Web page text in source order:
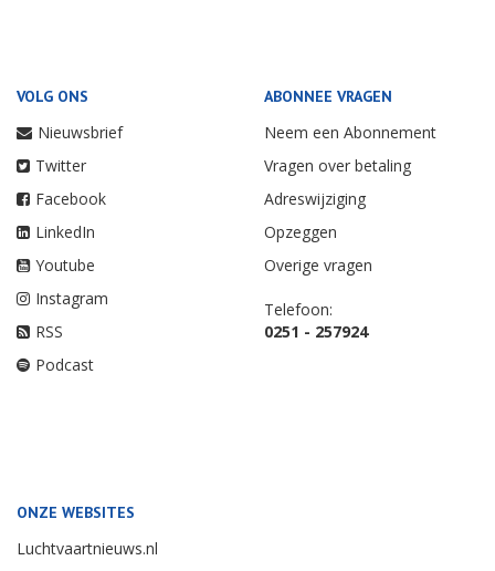
VOLG ONS
Nieuwsbrief
Twitter
Facebook
LinkedIn
Youtube
Instagram
RSS
Podcast
ABONNEE VRAGEN
Neem een Abonnement
Vragen over betaling
Adreswijziging
Opzeggen
Overige vragen
Telefoon:
0251 - 257924
ONZE WEBSITES
Luchtvaartnieuws.nl